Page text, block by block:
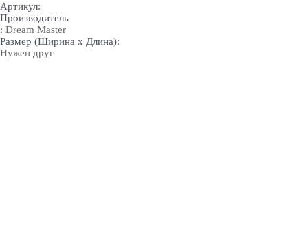
Артикул:
Производитель
: Dream Master
Размер (Ширина х Длина):
Нужен друг